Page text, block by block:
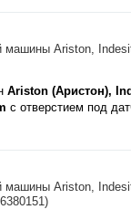
Ariston,
Ariston (Аристон),
с отверстием под
Ariston,